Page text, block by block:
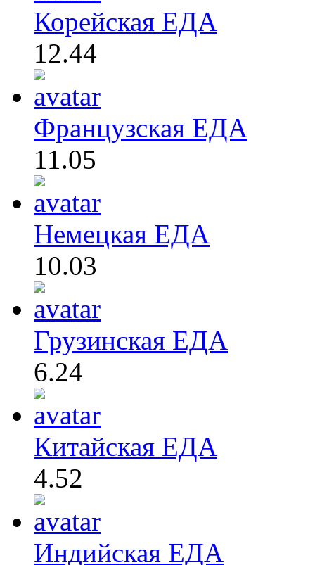
Корейская ЕДА
12.44
Французская ЕДА
11.05
Немецкая ЕДА
10.03
Грузинская ЕДА
6.24
Китайская ЕДА
4.52
Индийская ЕДА